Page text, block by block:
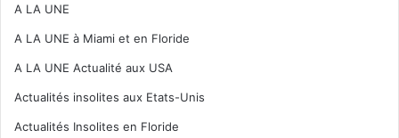
A LA UNE
A LA UNE à Miami et en Floride
A LA UNE Actualité aux USA
Actualités insolites aux Etats-Unis
Actualités Insolites en Floride